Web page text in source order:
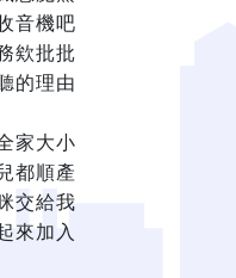
音機吧
欸批批
的理由
家大小
都順產
交給我
來加入